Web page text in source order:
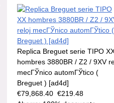
Replica Breguet serie TIPO
hombres 3880BR / Z2 / 9XV
mecГЎnico automГЎtico (
Breguet ) [ad4d]
€79,868.40 €219.48